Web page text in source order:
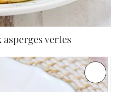
vertes